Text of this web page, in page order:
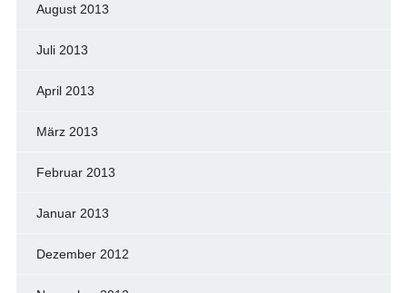
August 2013
Juli 2013
April 2013
März 2013
Februar 2013
Januar 2013
Dezember 2012